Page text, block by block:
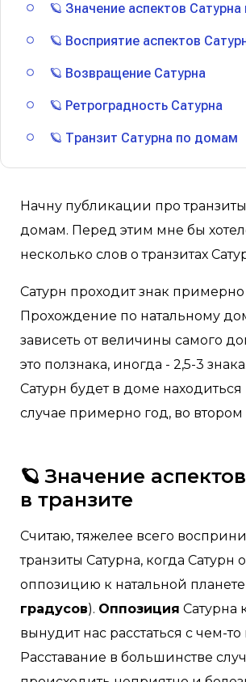
🪐 Значение аспектов Сатурна
🪐 Восприятие аспектов
🪐 Возвращение Сатурна
🪐 Ретроградность Сатурна
🪐 Транзит Сатурна по домам
Начну публикации про
домам. Перед этим мне бы
несколько слов о транзитах
Сатурн проходит знак примерно
Прохождение по натальному
зависеть от величины самого
это ползнака, иногда - 2,5-3
Сатурн будет в доме
случае примерно год, во втором
🪐 Значение
в транзите
Считаю, тяжелее всего
транзиты Сатурна, когда Сатурн
оппозицию к натальной
градусов). Оппозиция Сатурна
вынудит нас расстаться с чем-
Расставание в большинстве